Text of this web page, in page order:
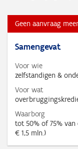
Geen aanvraag
Samengevat
Voor wie
zelfstandigen &
Voor wat
Waarborg
tot 50% of 75%
€ 1,5 mln.)